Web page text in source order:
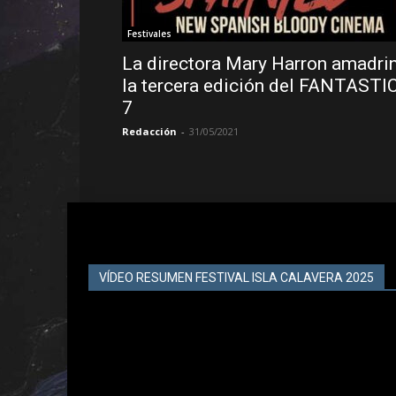
Festivales
La directora Mary Harron
la tercera edición del
7
Redacción - 31/05/2021
VÍDEO RESUMEN FESTIVAL ISLA CALAVERA 2025